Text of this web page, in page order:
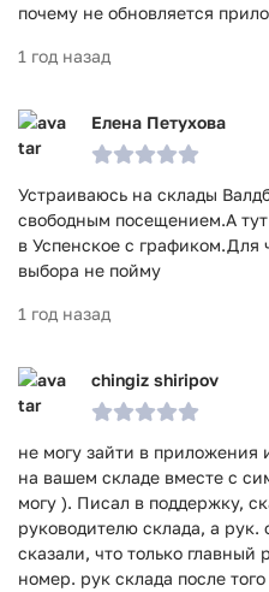
почему не обновляется
1 год назад
Елена Петухова
Устраиваюсь на склады
свободным посещением.А
в Успенское с графиком.Для
выбора не пойму
1 год назад
chingiz shiripov
не могу зайти в приложения
на вашем складе вместе с
могу ). Писал в поддержку,
руководителю склада, а рук.
сказали, что только
номер. рук склада после